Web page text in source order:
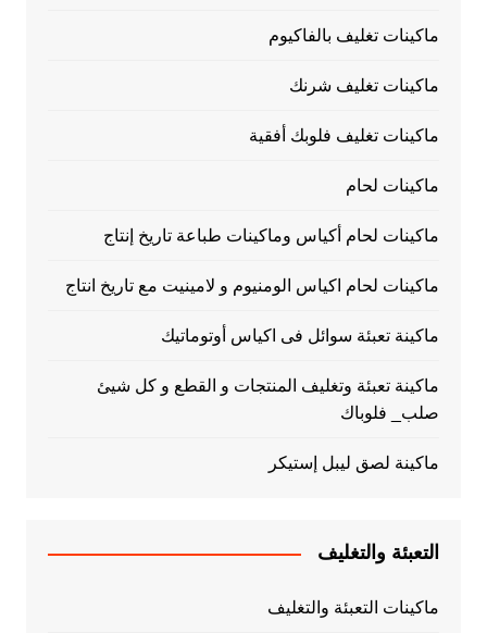
ماكينات تغليف بالفاكيوم
ماكينات تغليف شرنك
ماكينات تغليف فلوبك أفقية
ماكينات لحام
ماكينات لحام أكياس وماكينات طباعة تاريخ إنتاج
ماكينات لحام اكياس الومنيوم و لامينيت مع تاريخ انتاج
ماكينة تعبئة سوائل فى اكياس أوتوماتيك
ماكينة تعبئة وتغليف المنتجات و القطع و كل شيئ
صلب_ فلوباك
ماكينة لصق ليبل إستيكر
التعبئة والتغليف
ماكينات التعبئة والتغليف